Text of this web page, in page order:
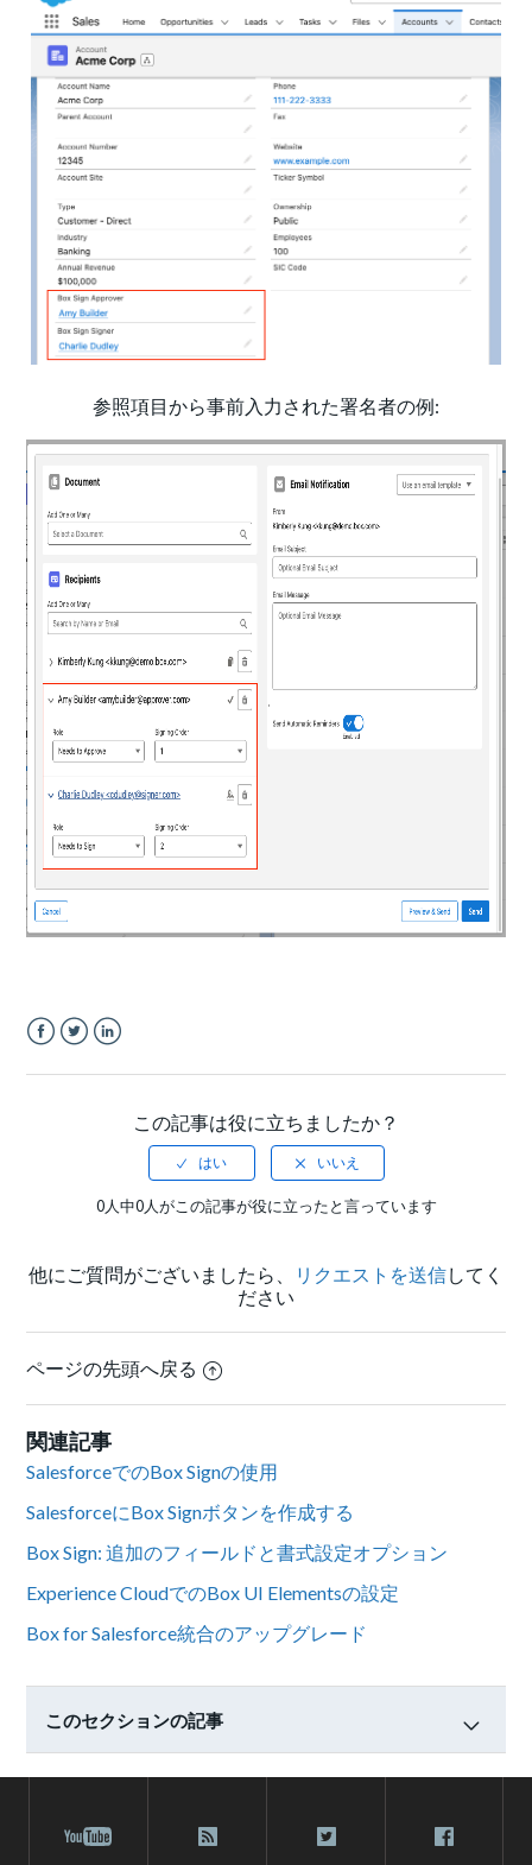
参照項目から事前入力された署名者の例:
この記事は役に立ちましたか？
0人中0人がこの記事が役に立ったと言っています
他にご質問がございましたら、 リクエストを送信してく
ださい
ページの先頭へ戻る
関連記事
SalesforceでのBox Signの使用
SalesforceにBox Signボタンを作成する
Box Sign: 追加のフィールドと書式設定オプション
Experience CloudでのBox UI Elementsの設定
Box for Salesforce統合のアップグレード
このセクションの記事